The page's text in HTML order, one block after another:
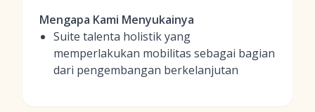
Mengapa Kami Menyukainya
Suite talenta holistik yang
memperlakukan mobilitas sebagai bagian
dari pengembangan berkelanjutan